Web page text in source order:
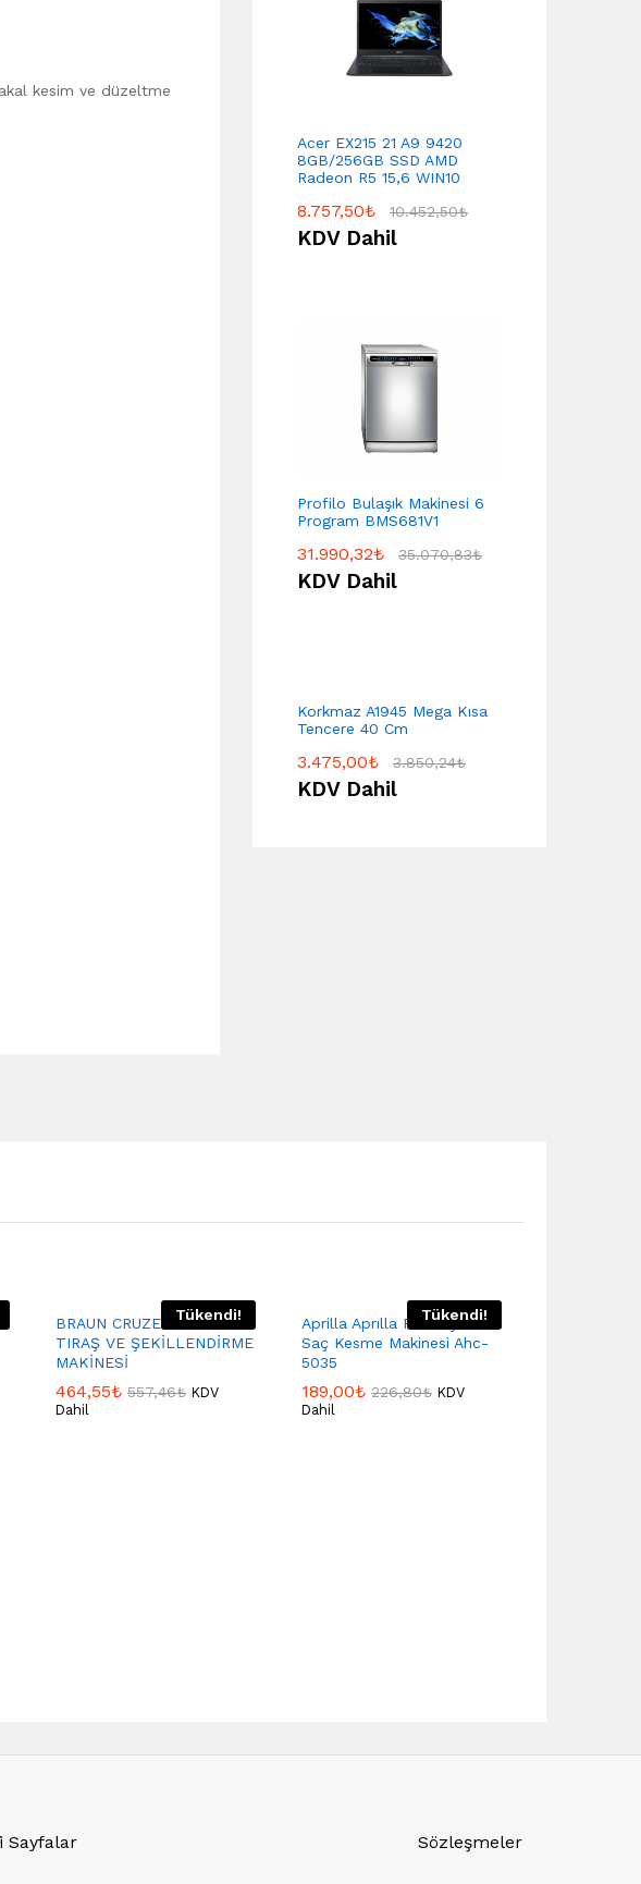
kesim ve düzeltme
Acer EX215 21 A9 9420
8GB/256GB SSD AMD
Radeon R5 15,6 WIN10
8.757,50₺ 10.452,50₺
KDV Dahil
Profilo Bulaşık Makinesi 6
Program BMS681V1
31.990,32₺ 35.070,83₺
KDV Dahil
Korkmaz A1945 Mega Kısa
Tencere 40 Cm
3.475,00₺ 3.850,24₺
KDV Dahil
Tükendi!
BRAUN CRUZER 5 FACE
TIRAŞ VE ŞEKİLLENDİRME
MAKİNESİ
464,55₺ 557,46₺ KDV
Dahil
Tükendi!
Aprilla Aprılla Profesyonel
Saç Kesme Makinesi Ahc-
5035
189,00₺ 226,80₺ KDV
Dahil
Sayfalar Sözleşmeler